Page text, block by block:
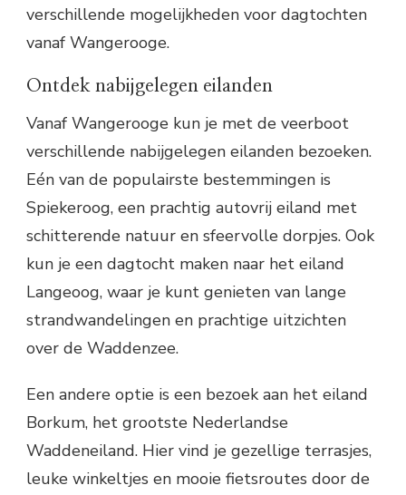
verschillende mogelijkheden voor dagtochten
vanaf Wangerooge.
Ontdek nabijgelegen eilanden
Vanaf Wangerooge kun je met de veerboot
verschillende nabijgelegen eilanden bezoeken.
Eén van de populairste bestemmingen is
Spiekeroog, een prachtig autovrij eiland met
schitterende natuur en sfeervolle dorpjes. Ook
kun je een dagtocht maken naar het eiland
Langeoog, waar je kunt genieten van lange
strandwandelingen en prachtige uitzichten
over de Waddenzee.
Een andere optie is een bezoek aan het eiland
Borkum, het grootste Nederlandse
Waddeneiland. Hier vind je gezellige terrasjes,
leuke winkeltjes en mooie fietsroutes door de